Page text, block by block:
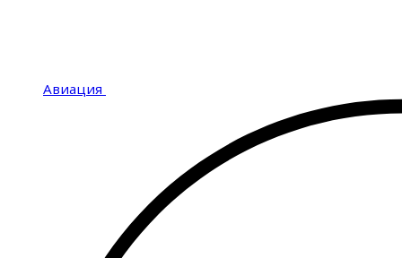
Авиация